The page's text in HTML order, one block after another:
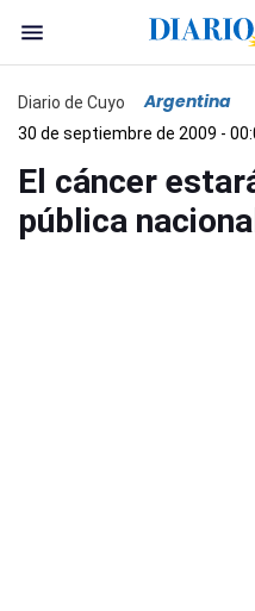
Diario de Cuyo Argentina
30 de septiembre de 2009 -
El cáncer
pública